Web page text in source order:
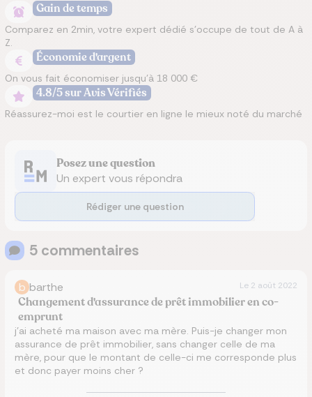
Gain de temps
Comparez en 2min, votre expert dédié s’occupe de tout de A à
Z.
Économie d'argent
On vous fait économiser jusqu’à 18 000 €
4.8/5 sur Avis Vérifiés
Réassurez-moi est le courtier en ligne le mieux noté du marché
Posez une question
Un expert vous répondra
Rédiger une question
5 commentaires
b barthe Le 2 août 2022
Changement d'assurance de prêt immobilier en co-
emprunt
j’ai acheté ma maison avec ma mère. Puis-je changer mon
assurance de prêt immobilier, sans changer celle de ma
mère, pour que le montant de celle-ci me corresponde plus
et donc payer moins cher ?